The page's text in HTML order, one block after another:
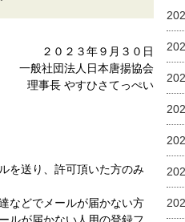
２０２３年９月３０日
一般社団法人日本唐揚協会
理事長 やすひさてっぺい
を送り、許可頂いた方のみ
などでメールが届かない方